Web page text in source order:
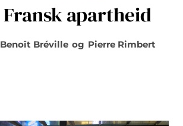
Fransk apartheid
Benoît Bréville og Pierre Rimbert